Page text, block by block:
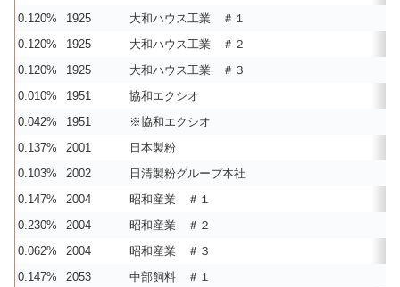
0.120%
1925
大和ハウス工業 ＃１
0.120%
1925
大和ハウス工業 ＃２
0.120%
1925
大和ハウス工業 ＃３
0.010%
1951
協和エクシオ
0.042%
1951
※協和エクシオ
0.137%
2001
日本製粉
0.103%
2002
日清製粉グループ本社
0.147%
2004
昭和産業 ＃１
0.230%
2004
昭和産業 ＃２
0.062%
2004
昭和産業 ＃３
0.147%
2053
中部飼料 ＃１